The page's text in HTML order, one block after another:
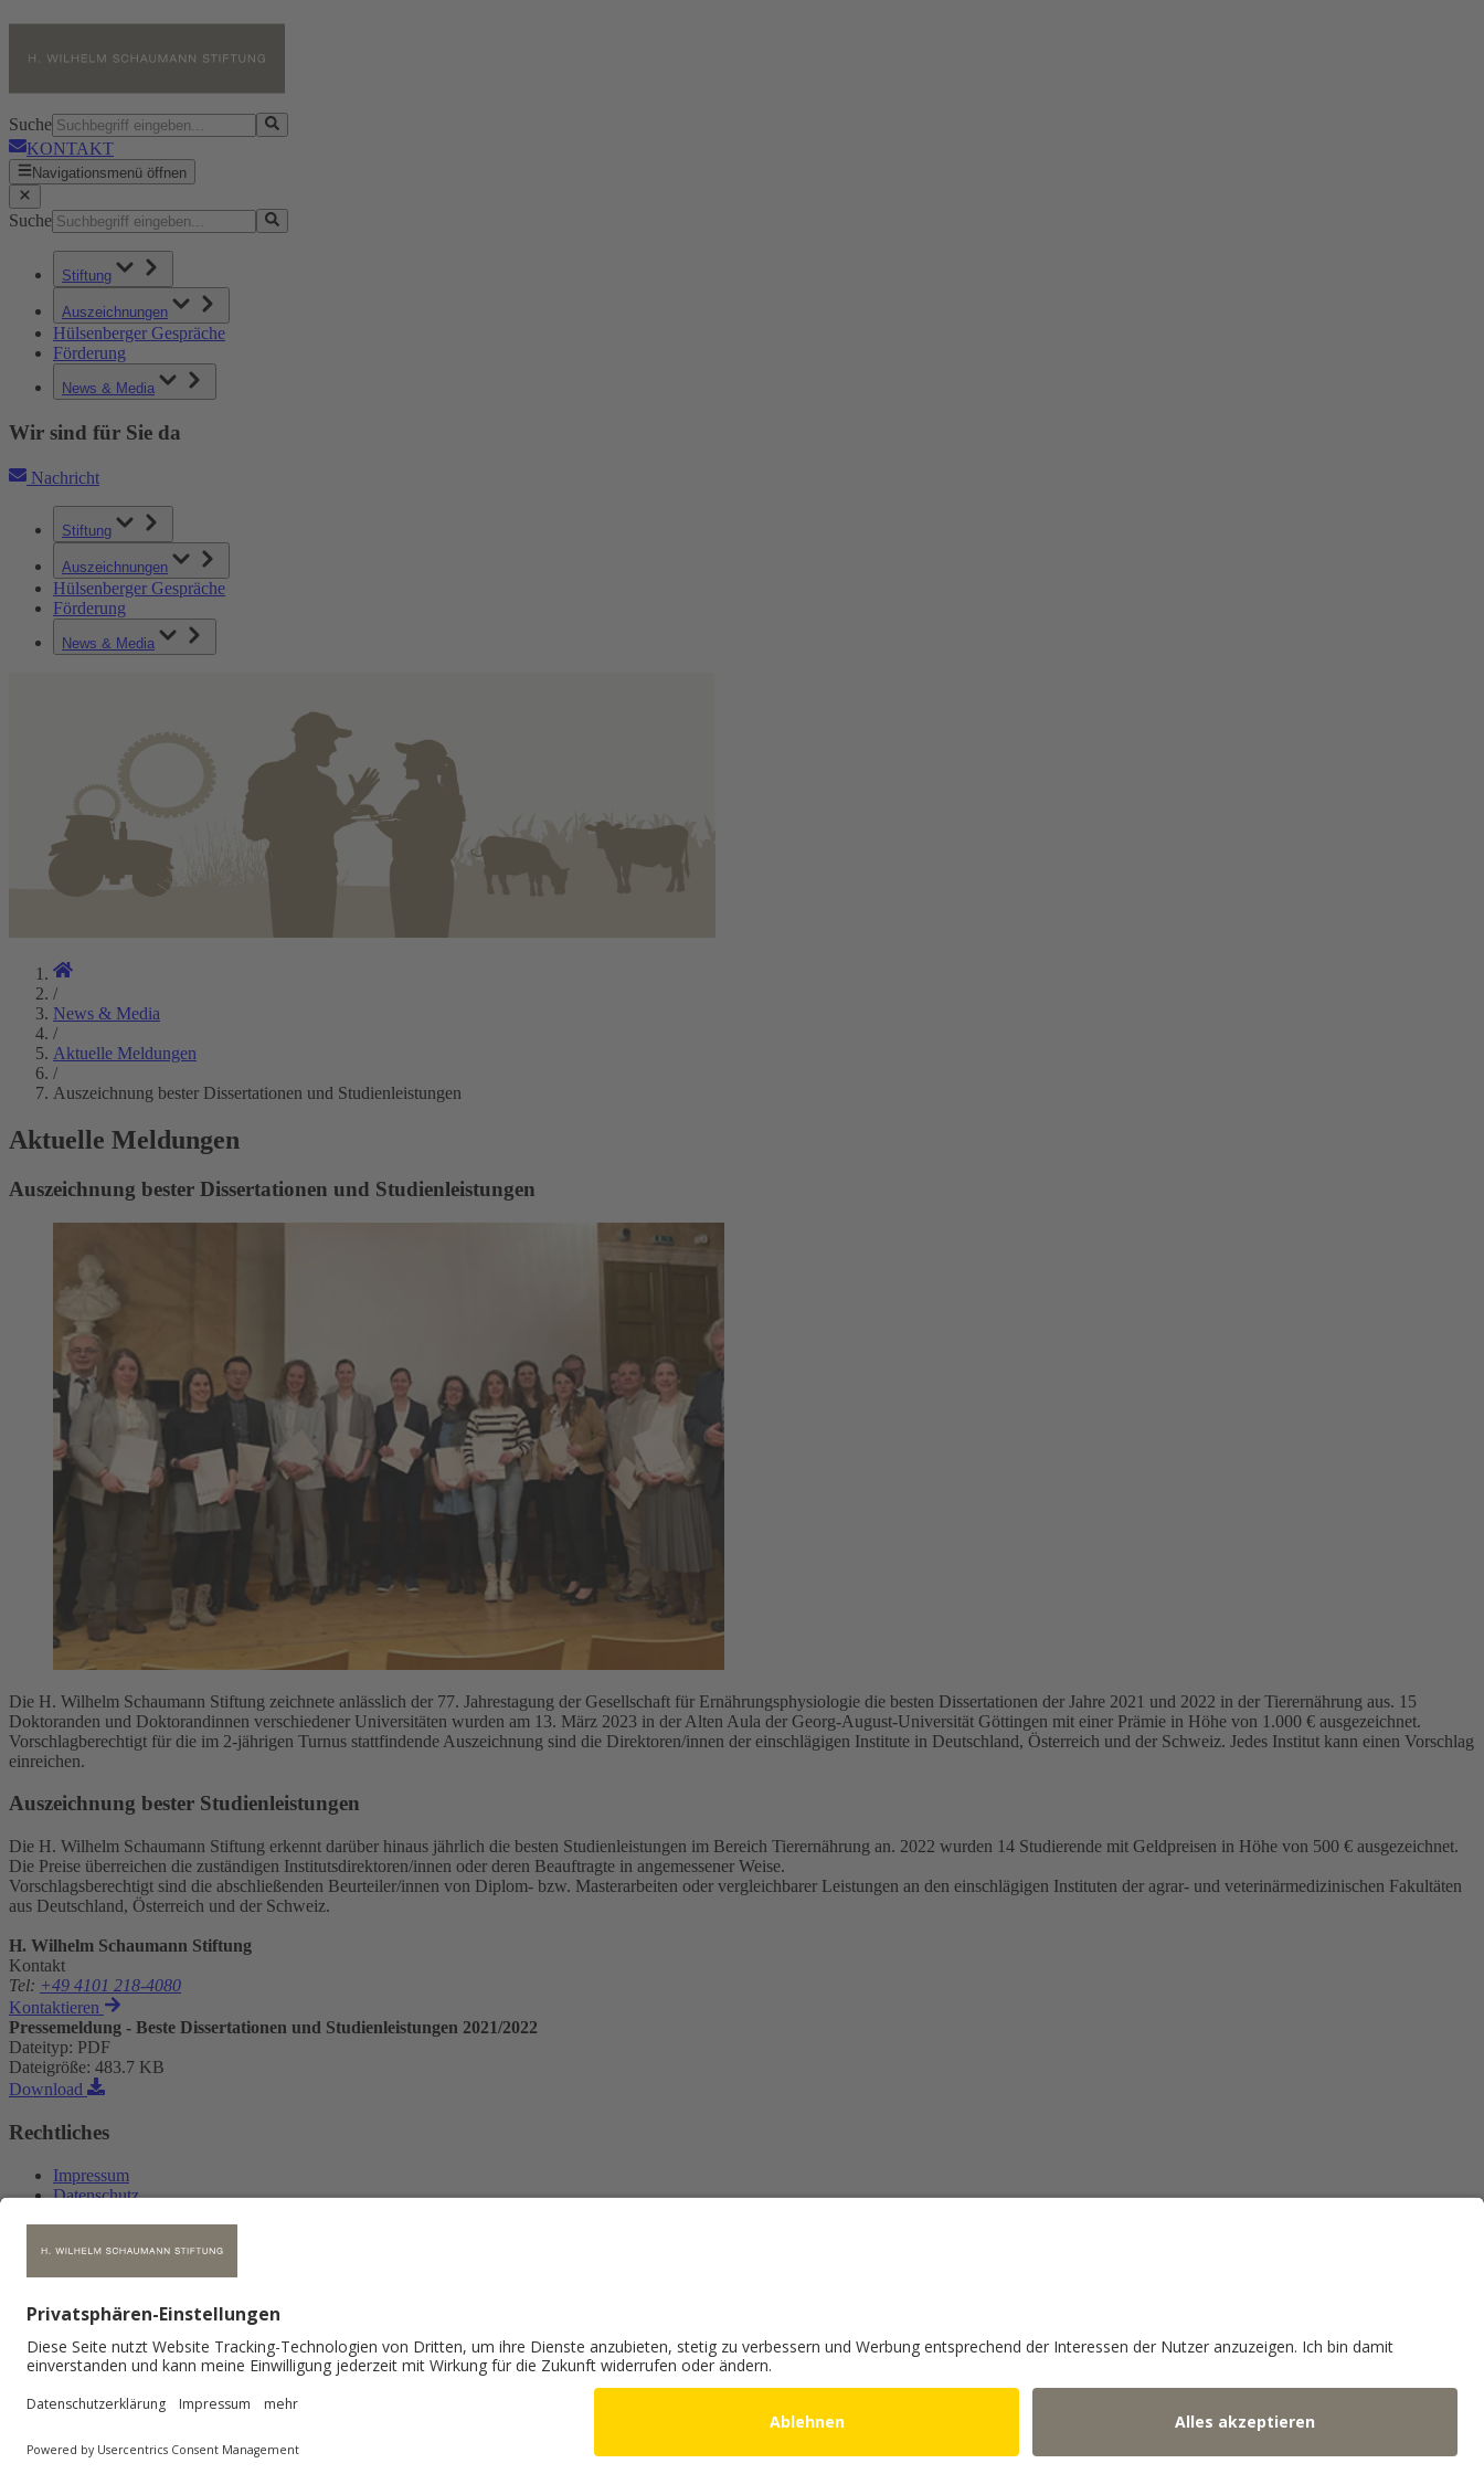
Suche
KONTAKT
Navigationsmenü öffnen
Suche
Stiftung
Auszeichnungen
Hülsenberger Gespräche
Förderung
News & Media
Wir sind für Sie da
Nachricht
Stiftung
Auszeichnungen
Hülsenberger Gespräche
Förderung
News & Media
/
News & Media
/
Aktuelle Meldungen
/
Auszeichnung bester Dissertationen und Studienleistungen
Aktuelle Meldungen
Auszeichnung bester Dissertationen und Studienleistungen
Die H. Wilhelm Schaumann Stiftung zeichnete anlässlich der 77. Jahrestagung der Gesellschaft für Ernährungsphysiologie die besten Dissertationen der Jahre 2021 und 2022 in der Tierernährung aus. 15
Doktoranden und Doktorandinnen verschiedener Universitäten wurden am 13. März 2023 in der Alten Aula der Georg-August-Universität Göttingen mit einer Prämie in Höhe von 1.000 € ausgezeichnet.
Vorschlagberechtigt für die im 2-jährigen Turnus stattfindende Auszeichnung sind die Direktoren/innen der einschlägigen Institute in Deutschland, Österreich und der Schweiz. Jedes Institut kann einen Vorschlag
einreichen.
Auszeichnung bester Studienleistungen
Die H. Wilhelm Schaumann Stiftung erkennt darüber hinaus jährlich die besten Studienleistungen im Bereich Tierernährung an. 2022 wurden 14 Studierende mit Geldpreisen in Höhe von 500 € ausgezeichnet.
Die Preise überreichen die zuständigen Institutsdirektoren/innen oder deren Beauftragte in angemessener Weise.
Vorschlagsberechtigt sind die abschließenden Beurteiler/innen von Diplom- bzw. Masterarbeiten oder vergleichbarer Leistungen an den einschlägigen Instituten der agrar- und veterinärmedizinischen Fakultäten
aus Deutschland, Österreich und der Schweiz.
H. Wilhelm Schaumann Stiftung
Kontakt
Tel: +49 4101 218-4080
Kontaktieren
Pressemeldung - Beste Dissertationen und Studienleistungen 2021/2022
Dateityp: PDF
Dateigröße: 483.7 KB
Download
Rechtliches
Impressum
Datenschutz
Kontakt
H. Wilhelm Schaumann Stiftung
Kollaustr. 105
22453 Hamburg
Fax: +49 4101 218-4089